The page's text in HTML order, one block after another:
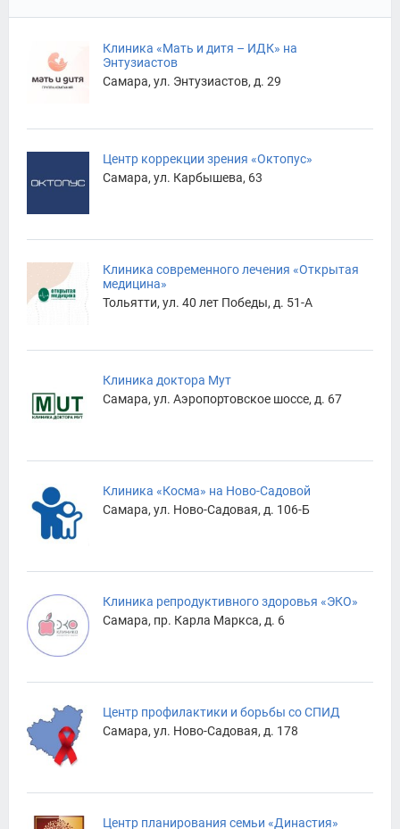
Клиника «Мать и дитя – ИДК» на
Энтузиастов
Самара, ул. Энтузиастов, д. 29
Центр коррекции зрения «Октопус»
Самара, ул. Карбышева, 63
Клиника современного лечения «Открытая
медицина»
Тольятти, ул. 40 лет Победы, д. 51-А
Клиника доктора Мут
Самара, ул. Аэропортовское шоссе, д. 67
Клиника «Косма» на Ново-Садовой
Самара, ул. Ново-Садовая, д. 106-Б
Клиника репродуктивного здоровья «ЭКО»
Самара, пр. Карла Маркса, д. 6
Центр профилактики и борьбы со СПИД
Самара, ул. Ново-Садовая, д. 178
Центр планирования семьи «Династия»